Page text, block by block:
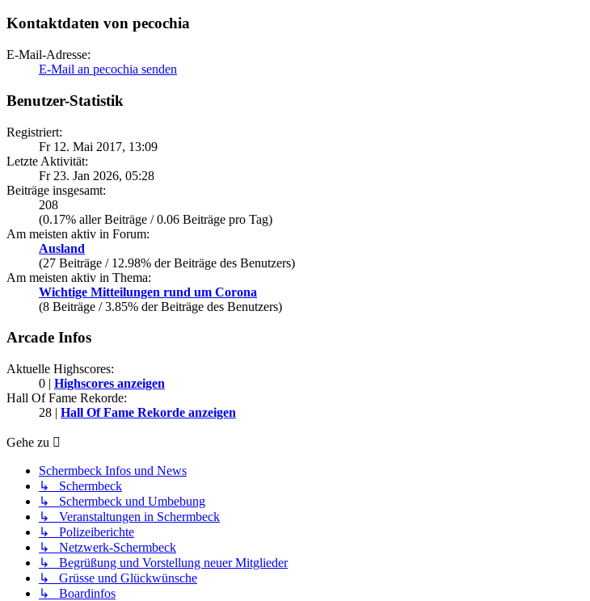
Kontaktdaten von pecochia
E-Mail-Adresse:
E-Mail an pecochia senden
Benutzer-Statistik
Registriert:
Fr 12. Mai 2017, 13:09
Letzte Aktivität:
Fr 23. Jan 2026, 05:28
Beiträge insgesamt:
208
(0.17% aller Beiträge / 0.06 Beiträge pro Tag)
Am meisten aktiv in Forum:
Ausland
(27 Beiträge / 12.98% der Beiträge des Benutzers)
Am meisten aktiv in Thema:
Wichtige Mitteilungen rund um Corona
(8 Beiträge / 3.85% der Beiträge des Benutzers)
Arcade Infos
Aktuelle Highscores:
0 | Highscores anzeigen
Hall Of Fame Rekorde:
28 | Hall Of Fame Rekorde anzeigen
Gehe zu
Schermbeck Infos und News
↳ Schermbeck
↳ Schermbeck und Umbebung
↳ Veranstaltungen in Schermbeck
↳ Polizeiberichte
↳ Netzwerk-Schermbeck
↳ Begrüßung und Vorstellung neuer Mitglieder
↳ Grüsse und Glückwünsche
↳ Boardinfos